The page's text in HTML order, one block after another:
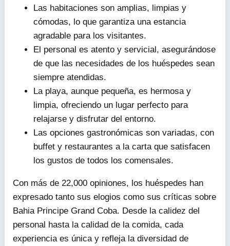
Las habitaciones son amplias, limpias y
cómodas, lo que garantiza una estancia
agradable para los visitantes.
El personal es atento y servicial, asegurándose
de que las necesidades de los huéspedes sean
siempre atendidas.
La playa, aunque pequeña, es hermosa y
limpia, ofreciendo un lugar perfecto para
relajarse y disfrutar del entorno.
Las opciones gastronómicas son variadas, con
buffet y restaurantes a la carta que satisfacen
los gustos de todos los comensales.
Con más de 22,000 opiniones, los huéspedes han
expresado tanto sus elogios como sus críticas sobre
Bahia Principe Grand Coba. Desde la calidez del
personal hasta la calidad de la comida, cada
experiencia es única y refleja la diversidad de